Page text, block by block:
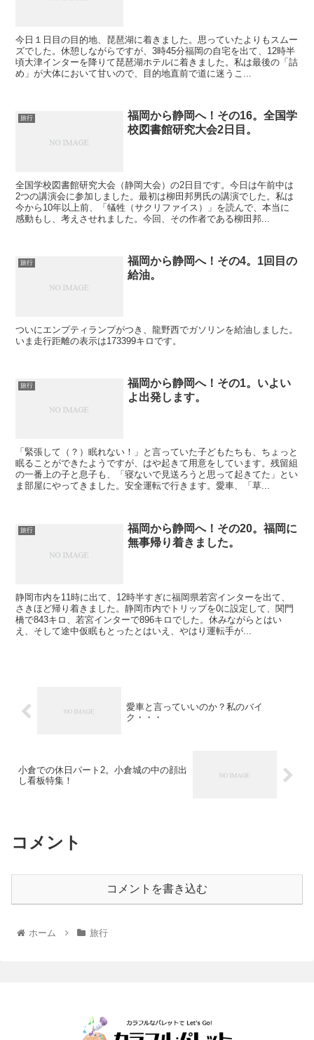
今日１日目の目的地、琵琶湖に着きました。思っていたよりもスムー
ズでした。休憩しながらですが、3時45分福岡の自宅を出て、12時半
頃大津インターを降りて琵琶湖ホテルに着きました。私は最後の「詰
め」が大体において甘いので、目的地直前で道に迷うこ...
旅行
福岡から静岡へ！その16。全国学
校図書館研究大会2日目。
全国学校図書館研究大会（静岡大会）の2日目です。今日は午前中は
2つの講演会に参加しました。最初は柳田邦男氏の講演でした。私は
今から10年以上前、「犠牲（サクリファイス）」を読んで、本当に
感動もし、考えさせれました。今回、その作者である柳田邦...
旅行
福岡から静岡へ！その4。1回目の
給油。
ついにエンプティランプがつき、龍野西でガソリンを給油しました。
いま走行距離の表示は173399キロです。
旅行
福岡から静岡へ！その1。いよい
よ出発します。
「緊張して（？）眠れない！」と言っていた子どもたちも、ちょっと
眠ることができたようですが、はや起きて用意をしています。残留組
の一番上の子と息子も、「寝ないで見送ろうと思って起きてた」とい
ま部屋にやってきました。安全運転で行きます。愛車、「草...
旅行
福岡から静岡へ！その20。福岡に
無事帰り着きました。
静岡市内を11時に出て、12時半すぎに福岡県若宮インターを出て、
さきほど帰り着きました。静岡市内でトリップを0に設定して、関門
橋で843キロ、若宮インターで896キロでした。休みながらとはい
え、そして途中仮眠もとったとはいえ、やはり運転手が...
愛車と言っていいのか？私のバイ
ク・・・
小倉での休日パート2。小倉城の中の顔出
し看板特集！
コメント
コメントを書き込む
ホーム 旅行